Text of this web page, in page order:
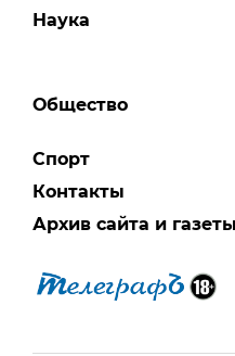
Наука
Общество
Спорт
Контакты
Архив сайта и газеты